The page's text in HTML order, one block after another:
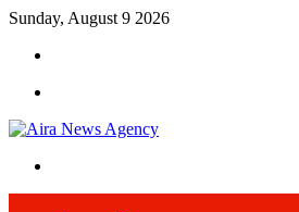
Sunday, August 9 2026